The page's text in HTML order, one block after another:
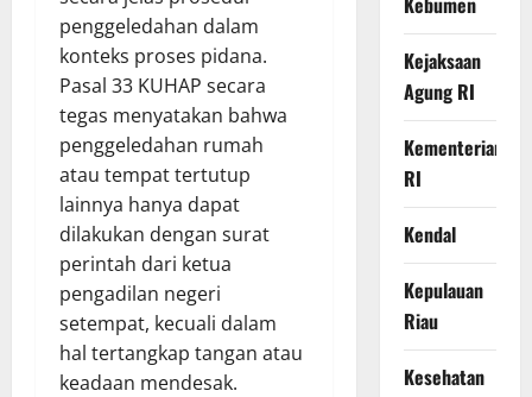
penggeledahan dalam
konteks proses pidana.
Pasal 33 KUHAP secara
tegas menyatakan bahwa
penggeledahan rumah
atau tempat tertutup
lainnya hanya dapat
dilakukan dengan surat
perintah dari ketua
pengadilan negeri
setempat, kecuali dalam
hal tertangkap tangan atau
keadaan mendesak.
Kejaksaan
Agung RI
Kementerian
RI
Kendal
Kepulauan
Riau
Kesehatan